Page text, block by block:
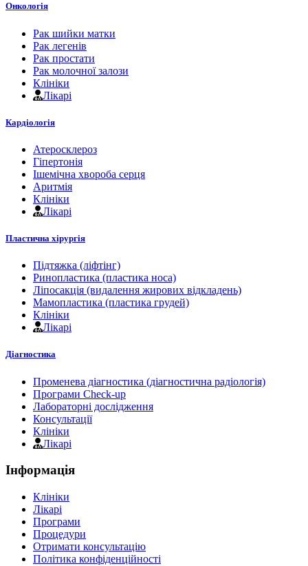
Онкологія
Рак шийки матки
Рак легенів
Рак простати
Рак молочної залози
Клініки
Лікарі
Кардіологія
Атеросклероз
Гіпертонія
Ішемічна хвороба серця
Аритмія
Клініки
Лікарі
Пластична хірургія
Підтяжка (ліфтінг)
Ринопластика (пластика носа)
Ліпосакція (видалення жирових відкладень)
Мамопластика (пластика грудей)
Клініки
Лікарі
Діагностика
Променева діагностика (діагностична радіологія)
Програми Check-up
Лабораторні дослідження
Консультації
Клініки
Лікарі
Інформація
Клініки
Лікарі
Програми
Процедури
Отримати консультацію
Політика конфіденційності